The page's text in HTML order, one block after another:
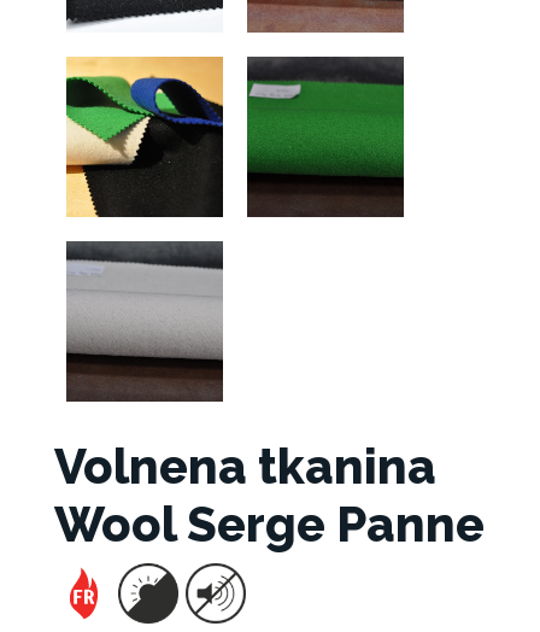
Volnena tkanina
Wool Serge Panne